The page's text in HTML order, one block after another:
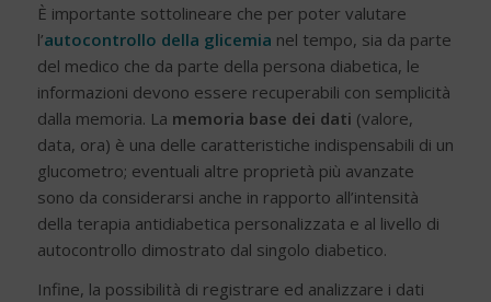
È importante sottolineare che per poter valutare
l’autocontrollo della glicemia nel tempo, sia da parte
del medico che da parte della persona diabetica, le
informazioni devono essere recuperabili con semplicità
dalla memoria. La memoria base dei dati (valore,
data, ora) è una delle caratteristiche indispensabili di un
glucometro; eventuali altre proprietà più avanzate
sono da considerarsi anche in rapporto all’intensità
della terapia antidiabetica personalizzata e al livello di
autocontrollo dimostrato dal singolo diabetico.
Infine, la possibilità di registrare ed analizzare i dati